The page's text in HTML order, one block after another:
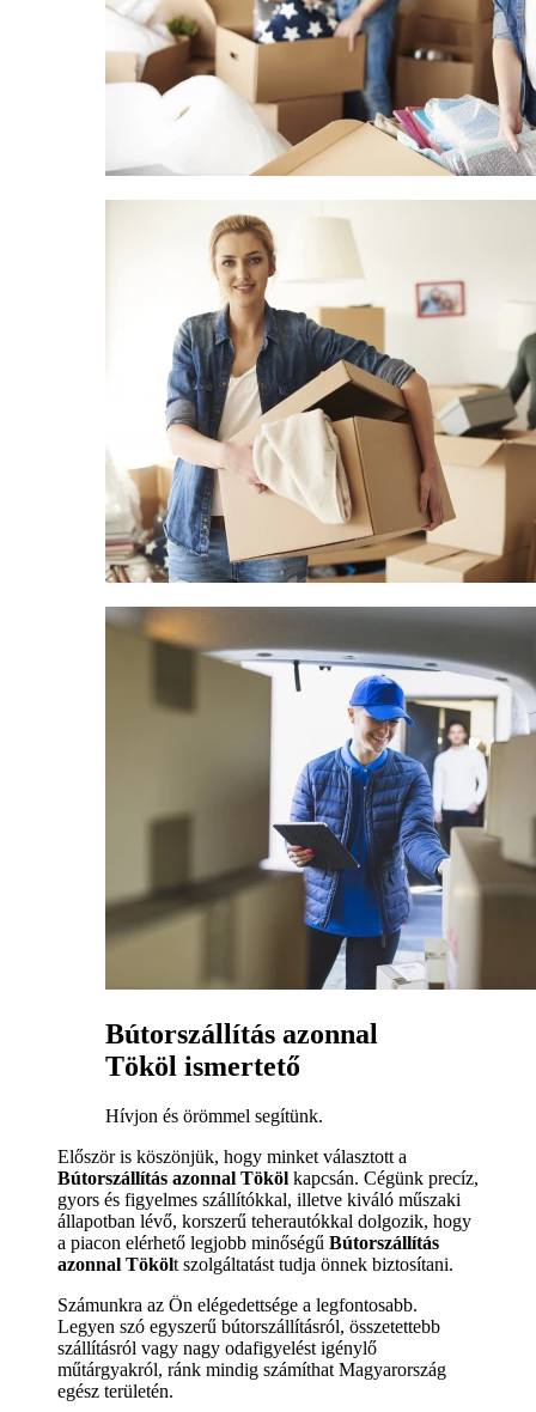
Bútorszállítás azonnal
Tököl ismertető
Hívjon és örömmel segítünk.
Először is köszönjük, hogy minket választott a
Bútorszállítás azonnal Tököl kapcsán. Cégünk precíz,
gyors és figyelmes szállítókkal, illetve kiváló műszaki
állapotban lévő, korszerű teherautókkal dolgozik, hogy
a piacon elérhető legjobb minőségű Bútorszállítás
azonnal Tökölt szolgáltatást tudja önnek biztosítani.
Számunkra az Ön elégedettsége a legfontosabb.
Legyen szó egyszerű bútorszállításról, összetettebb
szállításról vagy nagy odafigyelést igénylő
műtárgyakról, ránk mindig számíthat Magyarország
egész területén.